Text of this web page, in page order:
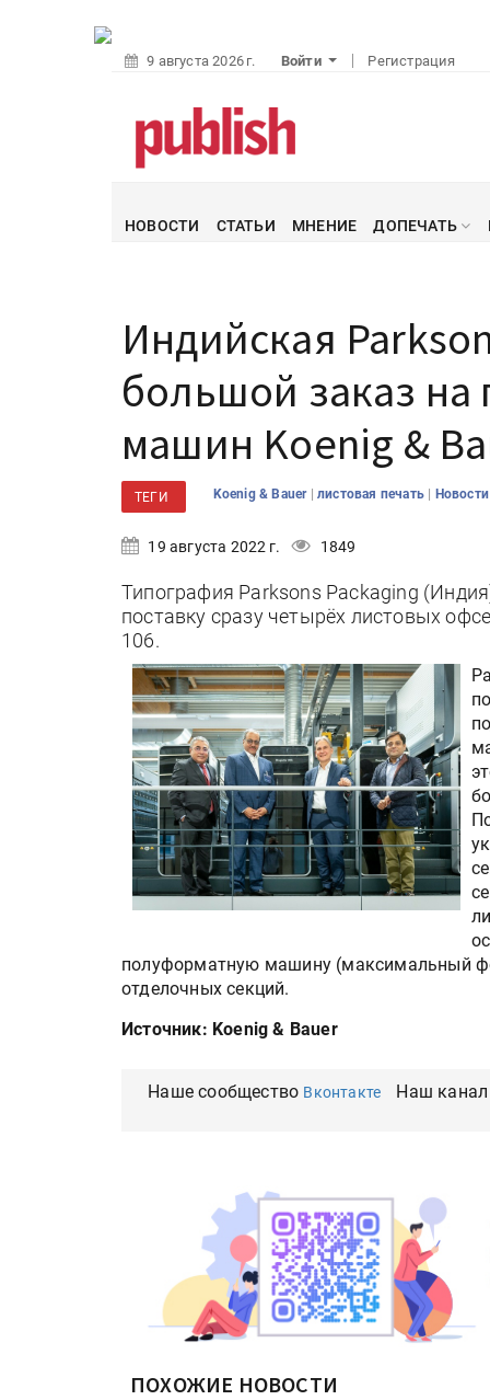
9 августа 2026 г. Войти Регистрация
НОВОСТИ СТАТЬИ МНЕНИЕ ДОПЕЧАТЬ
Индийская
большой заказ на
машин Koenig &
ТЕГИ Koenig & Bauer | листовая печать |
19 августа 2022 г. 1849
Типография Parksons Packaging
поставку сразу четырёх листовых
106.
полуформатную машину (максимальный
отделочных секций.
Источник: Koenig & Bauer
Наше сообщество Вконтакте Наш канал
ПОХОЖИЕ НОВОСТИ